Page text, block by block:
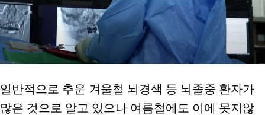
일반적으로 추운 겨울철 뇌경색 등 뇌졸중 환자가
많은 것으로 알고 있으나 여름철에도 이에 못지않